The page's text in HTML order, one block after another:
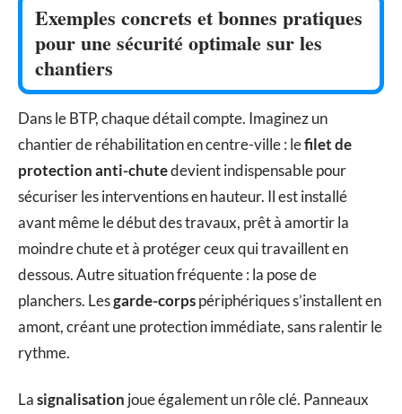
Exemples concrets et bonnes pratiques
pour une sécurité optimale sur les
chantiers
Dans le BTP, chaque détail compte. Imaginez un
chantier de réhabilitation en centre-ville : lefilet de
protection anti-chutedevient indispensable pour
sécuriser les interventions en hauteur. Il est installé
avant même le début des travaux, prêt à amortir la
moindre chute et à protéger ceux qui travaillent en
dessous. Autre situation fréquente : la pose de
planchers. Lesgarde-corpspériphériques s’installent en
amont, créant une protection immédiate, sans ralentir le
rythme.
Lasignalisation joue également un rôle clé. Panneaux